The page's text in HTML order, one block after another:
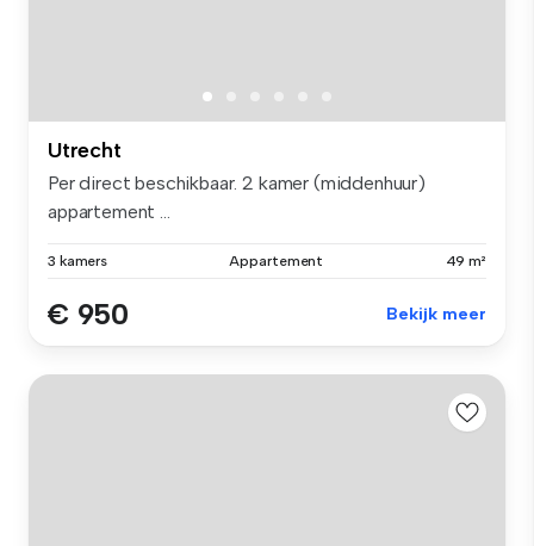
Utrecht
Per direct beschikbaar. 2 kamer (middenhuur)
appartement ...
3 kamers Appartement 49 m²
€ 950 Bekijk meer